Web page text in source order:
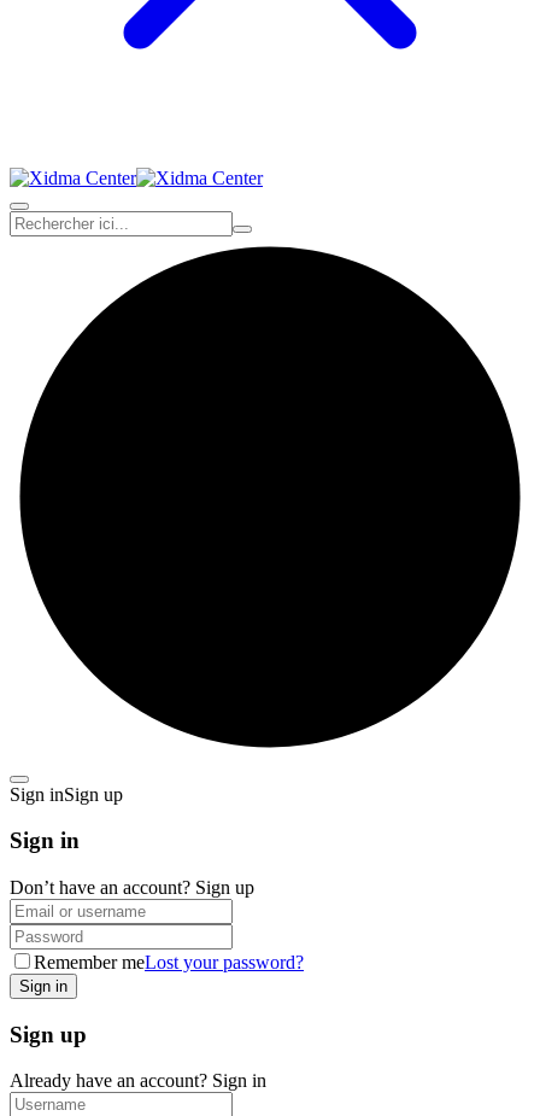
Sign inSign up
Sign in
Don’t have an account? Sign up
Remember meLost your password?
Sign up
Already have an account? Sign in